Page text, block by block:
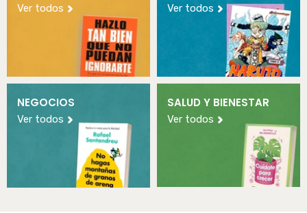
Ver todos Ver todos
NEGOCIOS
Ver todos
SALUD Y BIENESTAR
Ver todos